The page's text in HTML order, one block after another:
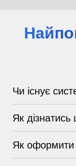
Чи існує
Як дізнатись
Як